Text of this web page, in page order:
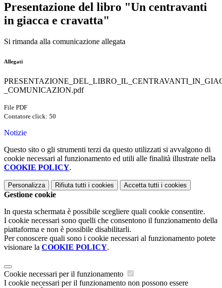
Presentazione del libro "Un centravanti
in giacca e cravatta"
Si rimanda alla comunicazione allegata
Allegati
_COMUNICAZION.pdf
File PDF
Contatore click: 50
Notizie
Questo sito o gli strumenti terzi da questo utilizzati si avvalgono di
cookie necessari al funzionamento ed utili alle finalità illustrate nella
COOKIE POLICY.
Personalizza Rifiuta tutti i cookies Accetta tutti i cookies
Gestione cookie
In questa schermata è possibile scegliere quali cookie consentire.
I cookie necessari sono quelli che consentono il funzionamento della
piattaforma e non è possibile disabilitarli.
Per conoscere quali sono i cookie necessari al funzionamento potete
visionare la COOKIE POLICY.
Cookie necessari per il funzionamento
I cookie necessari per il funzionamento non possono essere